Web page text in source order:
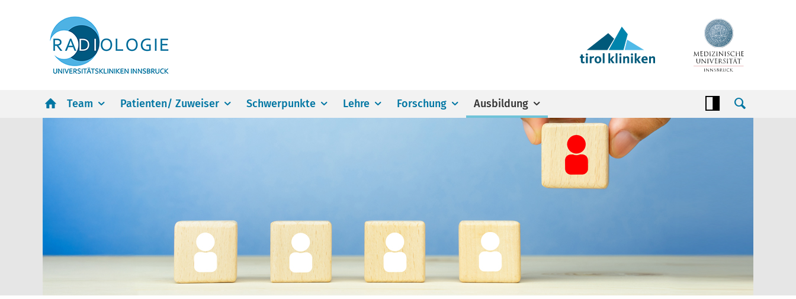
Team Patienten/ Zuweiser Schwerpunkte Lehre Forschung Ausbildung